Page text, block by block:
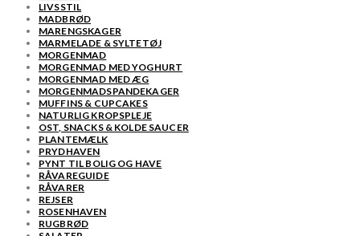
LIVSSTIL
MADBRØD
MARENGSKAGER
MARMELADE & SYLTETØJ
MORGENMAD
MORGENMAD MED YOGHURT
MORGENMAD MED ÆG
MORGENMADSPANDEKAGER
MUFFINS & CUPCAKES
NATURLIG KROPSPLEJE
OST, SNACKS & KOLDE SAUCER
PLANTEMÆLK
PRYDHAVEN
PYNT TIL BOLIG OG HAVE
RÅVAREGUIDE
RÅVARER
REJSER
ROSENHAVEN
RUGBRØD